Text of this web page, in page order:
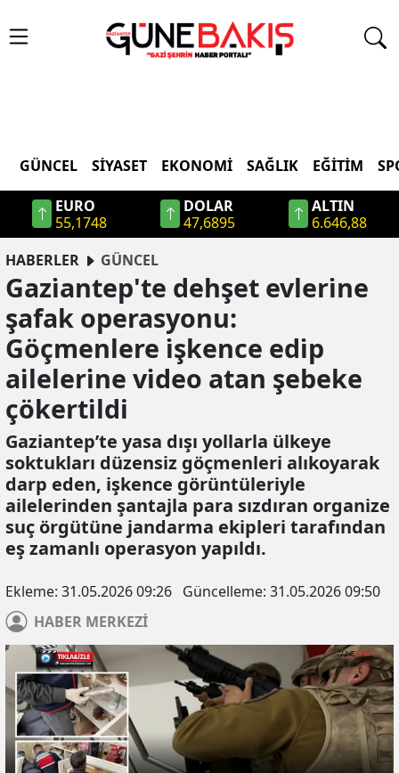
GÜNCEL SIYASET EKONOMI SAĞLIK EĞITIM
EURO
55,1748
DOLAR
47,6895
ALTIN
6.646,88
HABERLER
GÜNCEL
Gazi̇antep'te dehşet evleri̇ne
şafak operasyonu:
Göçmenlere i̇şkence edi̇p
ai̇leleri̇ne vi̇deo atan şebeke
çökerti̇ldi
Gaziantep’te yasa dışı yollarla ülkeye
soktukları düzensiz göçmenleri alıkoyarak
darp eden, işkence görüntüleriyle
ailelerinden şantajla para sızdıran organize
suç örgütüne jandarma ekipleri tarafından
eş zamanlı operasyon yapıldı.
Ekleme: 31.05.2026 09:26 Güncelleme: 31.05.2026 09:50
HABER MERKEZİ